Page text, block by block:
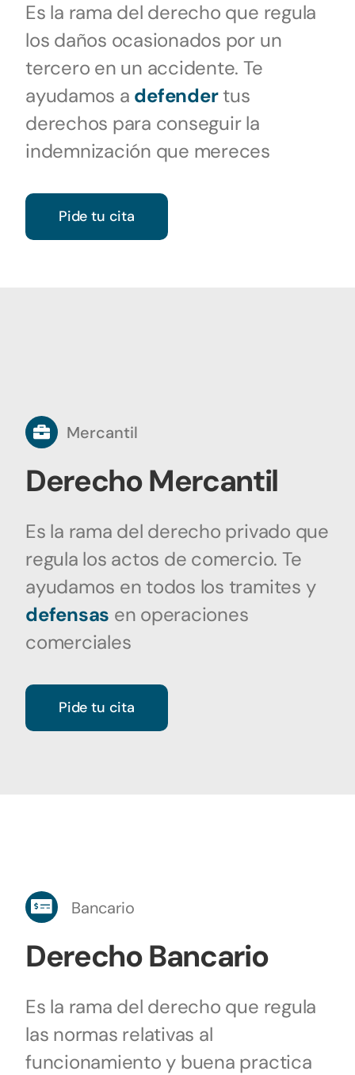
Es la rama del derecho que regula
los daños ocasionados por un
tercero en un accidente. Te
ayudamos a defendertus
derechos para conseguir la
indemnización que mereces
Pide tu cita
Mercantil
Derecho Mercantil
Es la rama del derecho privado que
regula los actos de comercio. Te
ayudamos en todos los tramites y
defensas en operaciones
comerciales
Pide tu cita
Bancario
Derecho Bancario
Es la rama del derecho que regula
las normas relativas al
funcionamiento y buena practica